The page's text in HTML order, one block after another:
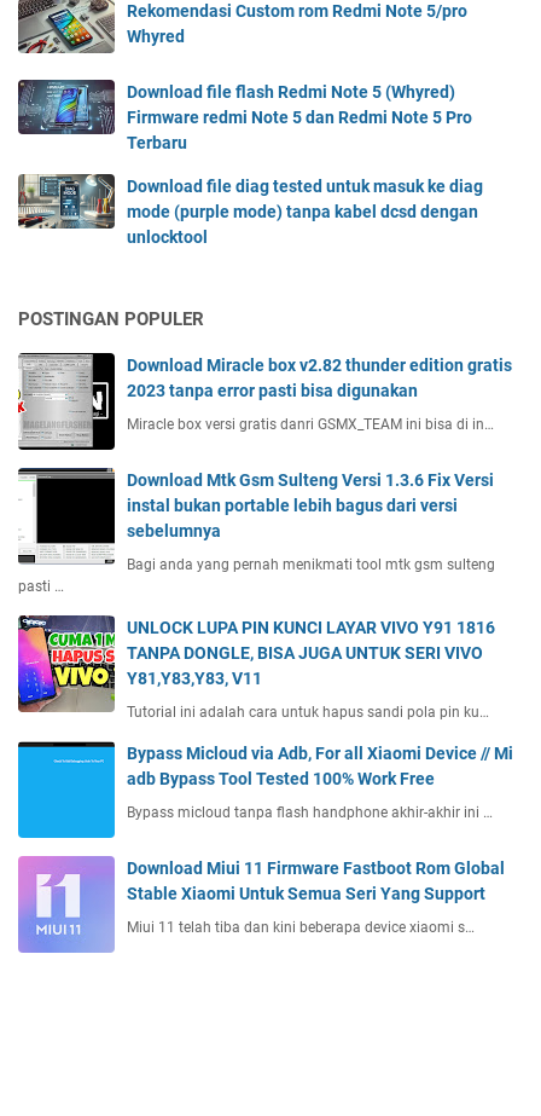
Rekomendasi Custom rom Redmi Note 5/pro
Whyred
Download file flash Redmi Note 5 (Whyred)
Firmware redmi Note 5 dan Redmi Note 5 Pro
Terbaru
Download file diag tested untuk masuk ke diag
mode (purple mode) tanpa kabel dcsd dengan
unlocktool
POSTINGAN POPULER
Download Miracle box v2.82 thunder edition gratis
2023 tanpa error pasti bisa digunakan
Miracle box versi gratis danri GSMX_TEAM ini bisa di in…
Download Mtk Gsm Sulteng Versi 1.3.6 Fix Versi
instal bukan portable lebih bagus dari versi
sebelumnya
Bagi anda yang pernah menikmati tool mtk gsm sulteng
pasti …
UNLOCK LUPA PIN KUNCI LAYAR VIVO Y91 1816
TANPA DONGLE, BISA JUGA UNTUK SERI VIVO
Y81,Y83,Y83, V11
Tutorial ini adalah cara untuk hapus sandi pola pin ku…
Bypass Micloud via Adb, For all Xiaomi Device // Mi
adb Bypass Tool Tested 100% Work Free
Bypass micloud tanpa flash handphone akhir-akhir ini …
Download Miui 11 Firmware Fastboot Rom Global
Stable Xiaomi Untuk Semua Seri Yang Support
Miui 11 telah tiba dan kini beberapa device xiaomi s…